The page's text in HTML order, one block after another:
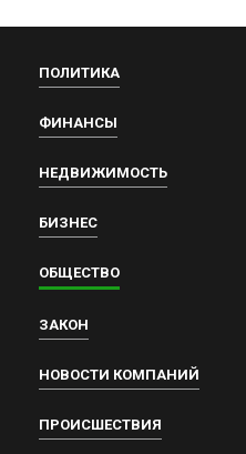
ПОЛИТИКА
ФИНАНСЫ
НЕДВИЖИМОСТЬ
БИЗНЕС
ОБЩЕСТВО
ЗАКОН
НОВОСТИ КОМПАНИЙ
ПРОИСШЕСТВИЯ